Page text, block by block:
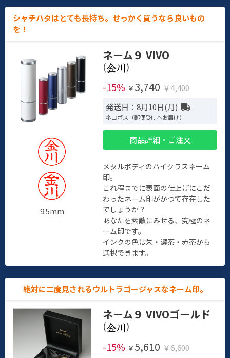
シャチハタはとても長持ち。せっかく買うなら良いもの
を！
9.5mm
ネーム９ VIVO
(
)
-15% ￥ 3,740 ￥4,400
発送日：8月10日(月)
ネコポス（郵便受けへお届け）
商品詳細・ご注文
メタルボディのハイクラスネーム
印。
これ程までに表面の仕上げにこだ
わったネーム印がかつて存在した
でしょうか？
あなたを素敵にみせる、究極のネ
ーム印です。
インクの色は朱・濃茶・赤茶から
選択できます。
絶対に二度見されるウルトラゴージャスなネーム印。
ネーム９ VIVOゴールド
(
)
-15% ￥ 5,610 ￥6,600